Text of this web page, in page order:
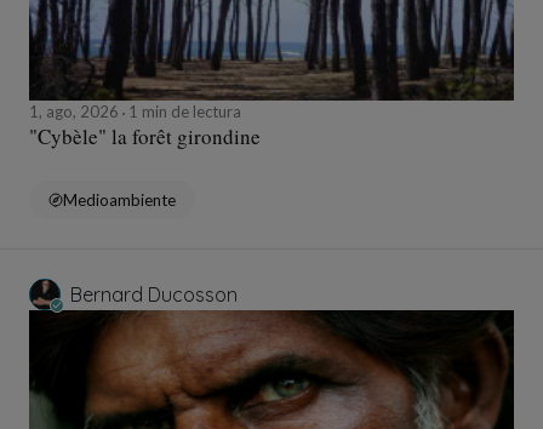
1, ago, 2026 1 min de lectura
"Cybèle" la forêt girondine
Medioambiente
Bernard Ducosson